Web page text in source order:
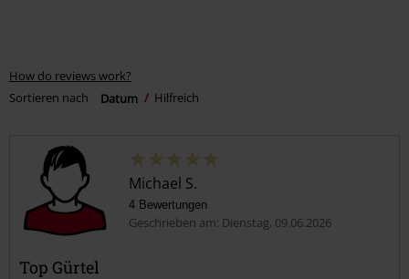
How do reviews work?
Sortieren nach
Datum Hilfreich
Michael S.
4 Bewertungen
Geschrieben am: Dienstag, 09.06.2026
Top Gürtel